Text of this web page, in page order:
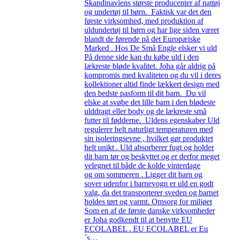
Skandinaviens største producenter af nattøj
og undertøj til børn. Faktisk var det den
første virksomhed, med produktion af
uldundertøj til børn og har lige siden været
blandt de førende på det Europæiske
Marked . Hos De Små Engle elsker vi uld
På denne side kan du købe uld i den
lækreste bløde kvalitet. Joha går aldrig på
kompromis med kvaliteten og du vil i deres
kollektioner altid finde lækkert design med
den bedste pasform til dit barn. Du vil
elske at svøbe det lille barn i den blødeste
ulddragt eller body og de lækreste små
futter til fødderne. Uldens egenskaber Uld
regulerer helt naturligt temperaturen med
sin isoleringsevne , hvilket gør produktet
helt unikt . Uld absorberer fugt og holder
dit barn tør og beskyttet og er derfor meget
velegnet til både de kolde vinterdage
og om sommeren . Ligger dit barn og
sover udenfor i barnevogn er uld en godt
valg, da det transporterer sveden og barnet
holdes tørt og varmt. Omsorg for miljøet
Som en af de første danske virksomheder
er Joha godkendt til at benytte EU
ECOLABEL . EU ECOLABEL er Eu
´s…